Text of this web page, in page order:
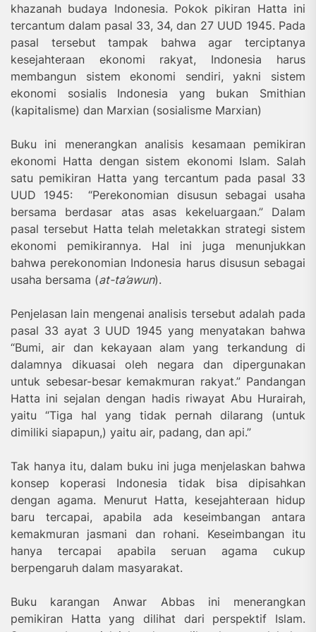
khazanah budaya Indonesia. Pokok pikiran Hatta ini
tercantum dalam pasal 33, 34, dan 27 UUD 1945. Pada
pasal tersebut tampak bahwa agar terciptanya
kesejahteraan ekonomi rakyat, Indonesia harus
membangun sistem ekonomi sendiri, yakni sistem
ekonomi sosialis Indonesia yang bukan Smithian
(kapitalisme) dan Marxian (sosialisme Marxian)
Buku ini menerangkan analisis kesamaan pemikiran
ekonomi Hatta dengan sistem ekonomi Islam. Salah
satu pemikiran Hatta yang tercantum pada pasal 33
UUD 1945: “Perekonomian disusun sebagai usaha
bersama berdasar atas asas kekeluargaan.” Dalam
pasal tersebut Hatta telah meletakkan strategi sistem
ekonomi pemikirannya. Hal ini juga menunjukkan
bahwa perekonomian Indonesia harus disusun sebagai
usaha bersama (at-ta’awun).
Penjelasan lain mengenai analisis tersebut adalah pada
pasal 33 ayat 3 UUD 1945 yang menyatakan bahwa
“Bumi, air dan kekayaan alam yang terkandung di
dalamnya dikuasai oleh negara dan dipergunakan
untuk sebesar-besar kemakmuran rakyat.” Pandangan
Hatta ini sejalan dengan hadis riwayat Abu Hurairah,
yaitu “Tiga hal yang tidak pernah dilarang (untuk
dimiliki siapapun,) yaitu air, padang, dan api.”
Tak hanya itu, dalam buku ini juga menjelaskan bahwa
konsep koperasi Indonesia tidak bisa dipisahkan
dengan agama. Menurut Hatta, kesejahteraan hidup
baru tercapai, apabila ada keseimbangan antara
kemakmuran jasmani dan rohani. Keseimbangan itu
hanya tercapai apabila seruan agama cukup
berpengaruh dalam masyarakat.
Buku karangan Anwar Abbas ini menerangkan
pemikiran Hatta yang dilihat dari perspektif Islam.